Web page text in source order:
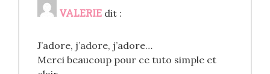
VALERIE dit :
J’adore, j’adore, j’adore…
Merci beaucoup pour ce tuto simple et